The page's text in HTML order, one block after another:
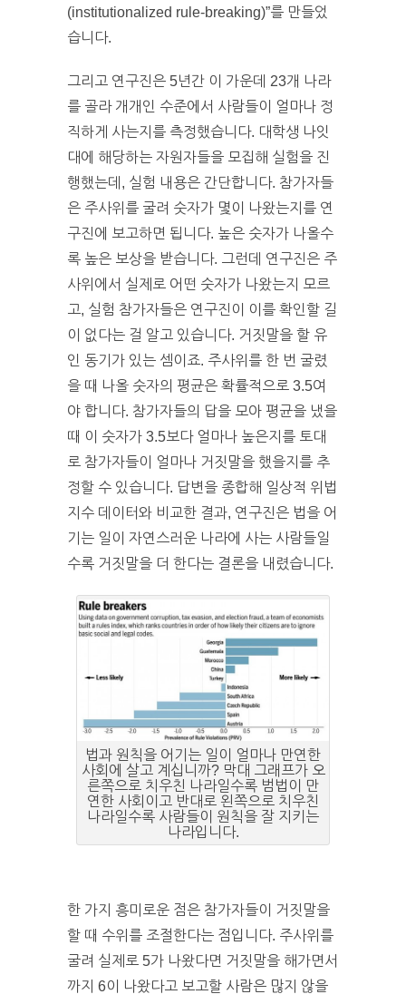
(institutionalized rule-breaking)”를 만들었
습니다.
그리고 연구진은 5년간 이 가운데 23개 나라
를 골라 개개인 수준에서 사람들이 얼마나 정
직하게 사는지를 측정했습니다. 대학생 나잇
대에 해당하는 자원자들을 모집해 실험을 진
행했는데, 실험 내용은 간단합니다. 참가자들
은 주사위를 굴려 숫자가 몇이 나왔는지를 연
구진에 보고하면 됩니다. 높은 숫자가 나올수
록 높은 보상을 받습니다. 그런데 연구진은 주
사위에서 실제로 어떤 숫자가 나왔는지 모르
고, 실험 참가자들은 연구진이 이를 확인할 길
이 없다는 걸 알고 있습니다. 거짓말을 할 유
인 동기가 있는 셈이죠. 주사위를 한 번 굴렸
을 때 나올 숫자의 평균은 확률적으로 3.5여
야 합니다. 참가자들의 답을 모아 평균을 냈을
때 이 숫자가 3.5보다 얼마나 높은지를 토대
로 참가자들이 얼마나 거짓말을 했을지를 추
정할 수 있습니다. 답변을 종합해 일상적 위법
지수 데이터와 비교한 결과, 연구진은 법을 어
기는 일이 자연스러운 나라에 사는 사람들일
수록 거짓말을 더 한다는 결론을 내렸습니다.
법과 원칙을 어기는 일이 얼마나 만연한
사회에 살고 계십니까? 막대 그래프가 오
른쪽으로 치우친 나라일수록 범법이 만
연한 사회이고 반대로 왼쪽으로 치우친
나라일수록 사람들이 원칙을 잘 지키는
나라입니다.
한 가지 흥미로운 점은 참가자들이 거짓말을
할 때 수위를 조절한다는 점입니다. 주사위를
굴려 실제로 5가 나왔다면 거짓말을 해가면서
까지 6이 나왔다고 보고할 사람은 많지 않을